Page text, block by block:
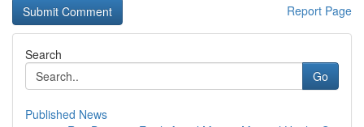
Report Page
Search
Go
Published News